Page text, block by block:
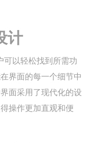
计
可以轻松找到所需功
界面的每一个细节中
面采用了现代化的设
操作更加直观和便